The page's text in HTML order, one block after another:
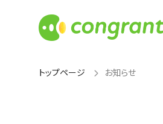
トップページ お知らせ